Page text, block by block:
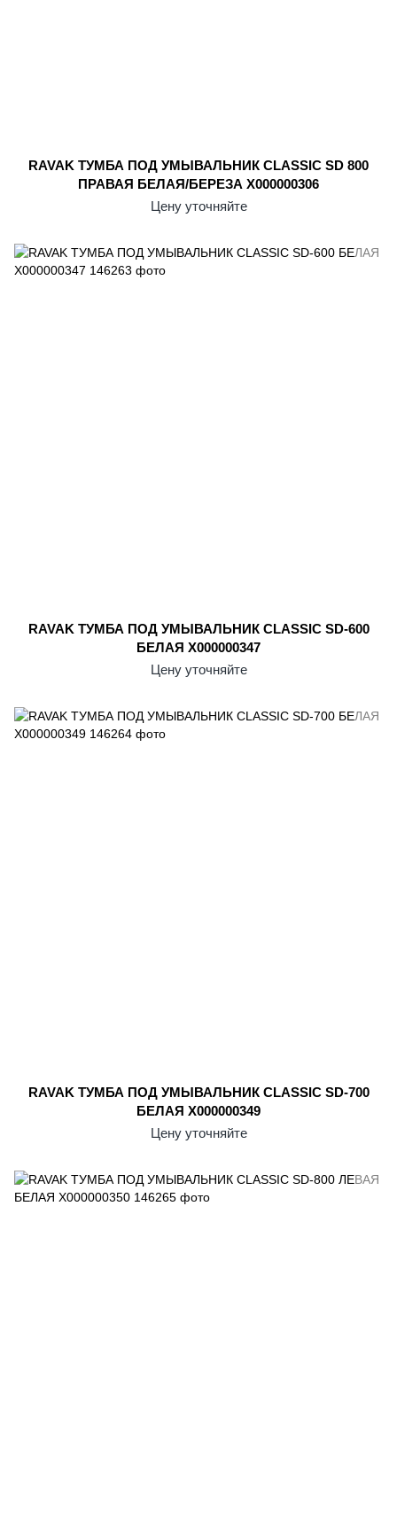
RAVAK ТУМБА ПОД УМЫВАЛЬНИК CLASSIC SD 800
ПРАВАЯ БЕЛАЯ/БЕРЕЗА X000000306
Цену уточняйте
RAVAK ТУМБА ПОД УМЫВАЛЬНИК CLASSIC SD-600
БЕЛАЯ X000000347
Цену уточняйте
RAVAK ТУМБА ПОД УМЫВАЛЬНИК CLASSIC SD-700
БЕЛАЯ X000000349
Цену уточняйте